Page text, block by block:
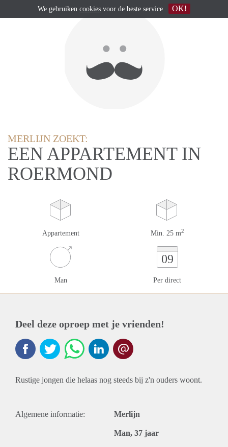
MERLIJN ZOEKT:
EEN APPARTEMENT IN
ROERMOND
Appartement Min. 25 m2
Man
09
Per direct
Deel deze oproep met je vrienden!
Rustige jongen die helaas nog steeds bij z'n ouders woont.
Algemene informatie: Merlijn
Man, 37 jaar
We gebruiken cookies voor de beste service OK!